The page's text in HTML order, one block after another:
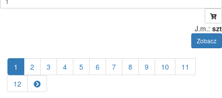
J.m.: szt
Zobacz
1 2 3 4 5 6 7 8 9 10
11
12